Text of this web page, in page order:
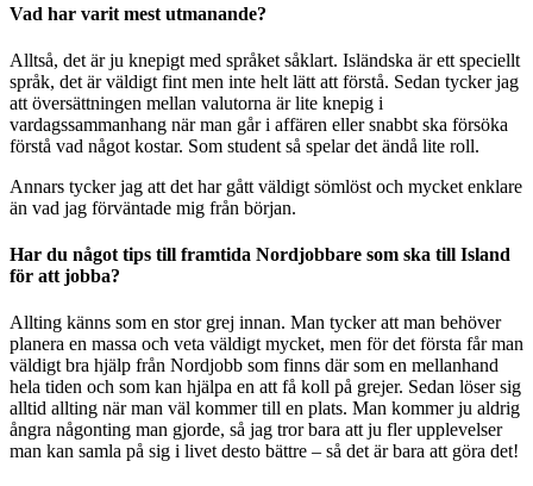
Vad har varit mest utmanande?
Alltså, det är ju knepigt med språket såklart. Isländska är ett speciellt
språk, det är väldigt fint men inte helt lätt att förstå. Sedan tycker jag
att översättningen mellan valutorna är lite knepig i
vardagssammanhang när man går i affären eller snabbt ska försöka
förstå vad något kostar. Som student så spelar det ändå lite roll.
Annars tycker jag att det har gått väldigt sömlöst och mycket enklare
än vad jag förväntade mig från början.
Har du något tips till framtida Nordjobbare som ska till Island
för att jobba?
Allting känns som en stor grej innan. Man tycker att man behöver
planera en massa och veta väldigt mycket, men för det första får man
väldigt bra hjälp från Nordjobb som finns där som en mellanhand
hela tiden och som kan hjälpa en att få koll på grejer. Sedan löser sig
alltid allting när man väl kommer till en plats. Man kommer ju aldrig
ångra någonting man gjorde, så jag tror bara att ju fler upplevelser
man kan samla på sig i livet desto bättre – så det är bara att göra det!